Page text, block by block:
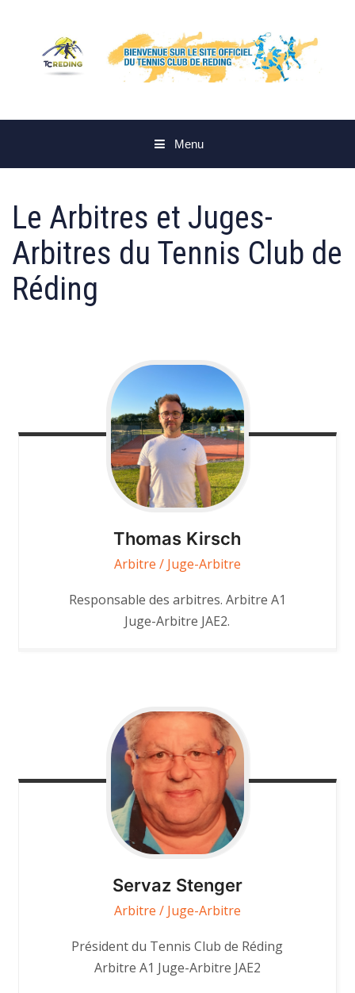
contenu
Menu
Le Arbitres et Juges-
Arbitres du Tennis Club de
Réding
Thomas Kirsch
Arbitre / Juge-Arbitre
Responsable des arbitres. Arbitre A1
Juge-Arbitre JAE2.
Servaz Stenger
Arbitre / Juge-Arbitre
Président du Tennis Club de Réding
Arbitre A1 Juge-Arbitre JAE2